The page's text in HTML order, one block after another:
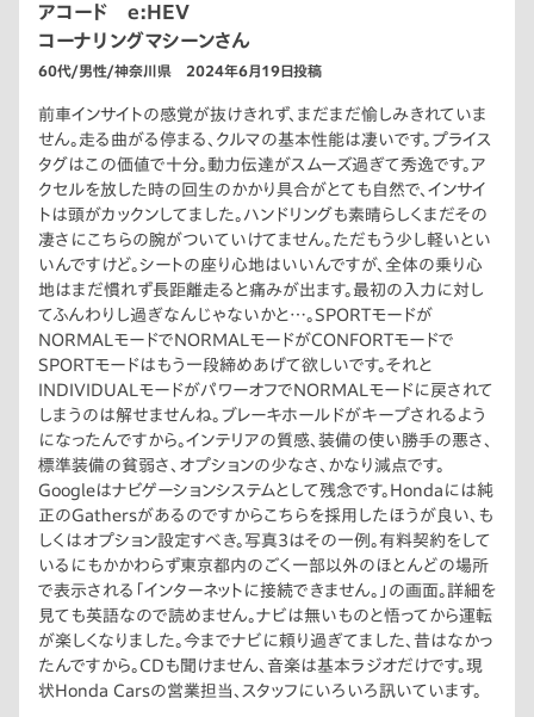
アコード e:HEV
コーナリングマシーンさん
60代/男性/神奈川県 2024年6月19日投稿
前車インサイトの感覚が抜けきれず、まだまだ愉しみきれていま
せん。走る曲がる停まる、クルマの基本性能は凄いです。プライス
タグはこの価値で十分。動力伝達がスムーズ過ぎて秀逸です。ア
クセルを放した時の回生のかかり具合がとても自然で、インサイ
トは頭がカックンしてました。ハンドリングも素晴らしくまだその
凄さにこちらの腕がついていけてません。ただもう少し軽いとい
いんですけど。シートの座り心地はいいんですが、全体の乗り心
地はまだ慣れず長距離走ると痛みが出ます。最初の入力に対し
てふんわりし過ぎなんじゃないかと…。SPORTモードが
NORMALモードでNORMALモードがCONFORTモードで
SPORTモードはもう一段締めあげて欲しいです。それと
INDIVIDUALモードがパワーオフでNORMALモードに戻されて
しまうのは解せませんね。ブレーキホールドがキープされるよう
になったんですから。インテリアの質感、装備の使い勝手の悪さ、
標準装備の貧弱さ、オプションの少なさ、かなり減点です。
Googleはナビゲーションシステムとして残念です。Hondaには純
正のGathersがあるのですからこちらを採用したほうが良い、も
しくはオプション設定すべき。写真3はその一例。有料契約をして
いるにもかかわらず東京都内のごく一部以外のほとんどの場所
で表示される「インターネットに接続できません。」の画面。詳細を
見ても英語なので読めません。ナビは無いものと悟ってから運転
が楽しくなりました。今までナビに頼り過ぎてました、昔はなかっ
たんですから。CDも聞けません、音楽は基本ラジオだけです。現
状Honda Carsの営業担当、スタッフにいろいろ訊いています。